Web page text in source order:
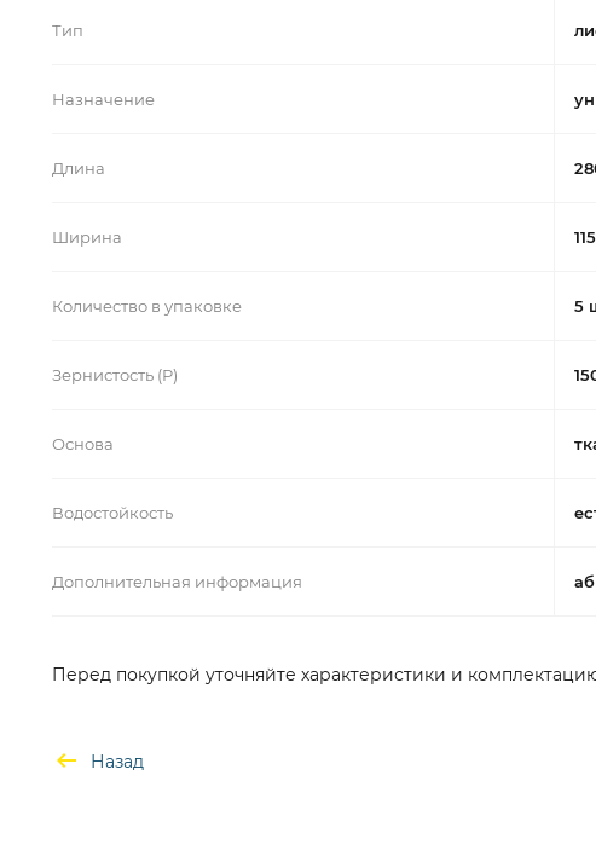
Тип
Назначение
Длина
Ширина
Количество в упаковке 5
Зернистость (P)
Основа
Водостойкость
Дополнительная информация
Перед покупкой уточняйте характеристики и
Назад